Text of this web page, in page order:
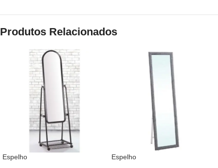
Produtos Relacionados
Espelho Espelho